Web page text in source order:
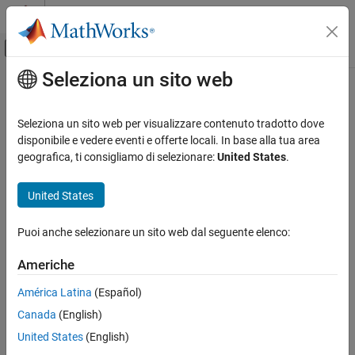
Vai al contenuto
Attiva/disattiva menu di navigazione
Pagina iniziale della documentazione
Simulink Test
Test Scripts
sltest.testmanager.moveTests
Syntax
Examples
Input Arguments
Output Arguments
Version History
Contenuto principale
sltest.testmanager.moveTests
Move test cases or test suites to a new location
Syntax
sltest.testmanager.moveTests(srcObjArray,targetObj)
Description
=
sltest.testmanager.moveTests(
test cases or test suites to another test file or test suite.
Seleziona un sito web
Seleziona un sito web per visualizzare contenuto tradotto dove
disponibile e vedere eventi e offerte locali. In base alla tua area
geografica, ti consigliamo di selezionare:United States.
United States
Puoi anche selezionare un sito web dal seguente elenco:
Americhe
América Latina (Español)
Canada (English)
United States (English)